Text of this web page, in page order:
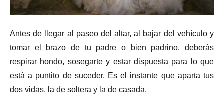
Antes de llegar al paseo del altar, al bajar del vehículo y
tomar el brazo de tu padre o bien padrino, deberás
respirar hondo, sosegarte y estar dispuesta para lo que
está a puntito de suceder. Es el instante que aparta tus
dos vidas, la de soltera y la de casada.